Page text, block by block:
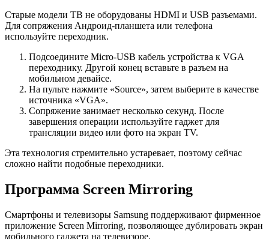
Старые модели ТВ не оборудованы HDMI и USB разъемами.
Для сопряжения Андроид-планшета или телефона
используйте переходник.
Подсоедините Micro-USB кабель устройства к VGA
переходнику. Другой конец вставьте в разъем на
мобильном девайсе.
На пульте нажмите «Source», затем выберите в качестве
источника «VGA».
Сопряжение занимает несколько секунд. После
завершения операции используйте гаджет для
трансляции видео или фото на экран TV.
Эта технология стремительно устаревает, поэтому сейчас
сложно найти подобные переходники.
Программа Screen Mirroring
Смартфоны и телевизоры Samsung поддерживают фирменное
приложение Screen Mirroring, позволяющее дублировать экран
мобильного гаджета на телевизоре.